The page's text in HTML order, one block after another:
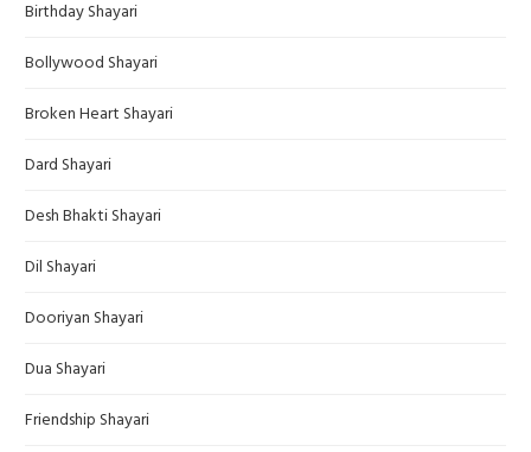
Birthday Shayari
Bollywood Shayari
Broken Heart Shayari
Dard Shayari
Desh Bhakti Shayari
Dil Shayari
Dooriyan Shayari
Dua Shayari
Friendship Shayari